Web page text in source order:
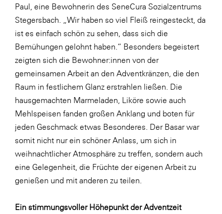
OMV
OptimaMed
PAGRO
PHH Rechtsanwält:innen
Primark
Salesforce
sebamed
SeneCura
SERVICE&MORE
SKINUANCE®
Somfy
Sony DADC
Paul, eine Bewohnerin des SeneCura Sozialzentrums
Stegersbach. „Wir haben so viel Fleiß reingesteckt, da
ist es einfach schön zu sehen, dass sich die
Bemühungen gelohnt haben.“ Besonders begeistert
zeigten sich die Bewohner:innen von der
gemeinsamen Arbeit an den Adventkränzen, die den
Raum in festlichem Glanz erstrahlen ließen. Die
hausgemachten Marmeladen, Liköre sowie auch
Mehlspeisen fanden großen Anklang und boten für
jeden Geschmack etwas Besonderes. Der Basar war
somit nicht nur ein schöner Anlass, um sich in
weihnachtlicher Atmosphäre zu treffen, sondern auch
eine Gelegenheit, die Früchte der eigenen Arbeit zu
genießen und mit anderen zu teilen.
Ein stimmungsvoller Höhepunkt der Adventzeit